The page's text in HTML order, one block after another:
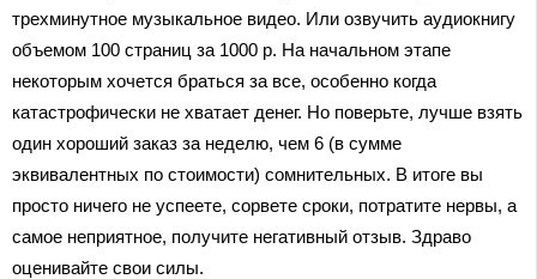
трехминутное музыкальное видео. Или озвучить аудиокнигу
объемом 100 страниц за 1000 р. На начальном этапе
некоторым хочется браться за все, особенно когда
катастрофически не хватает денег. Но поверьте, лучше взять
один хороший заказ за неделю, чем 6 (в сумме
эквивалентных по стоимости) сомнительных. В итоге вы
просто ничего не успеете, сорвете сроки, потратите нервы, а
самое неприятное, получите негативный отзыв. Здраво
оценивайте свои силы.